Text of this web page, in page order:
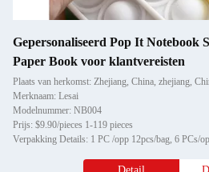
Gepersonaliseerd Pop It Notebook
Paper Book voor klantvereisten
Plaats van herkomst: Zhejiang, China, zhejiang,
Merknaam: Lesai
Modelnummer: NB004
Prijs: $9.90/pieces 1-119 pieces